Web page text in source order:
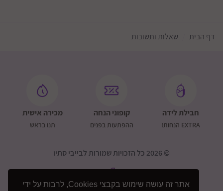
אתר זה עושה שימוש בקבצי Cookies, לרבות על ידי
דף הבית שאלות ותשובות
חבילת לידה
EXTRA הנחות!
קופוני הנחה
ההפתעות בפנים
מכירה אישית
תנו בראש
© 2026 כל הזכויות שמורות לבייבי סתיו